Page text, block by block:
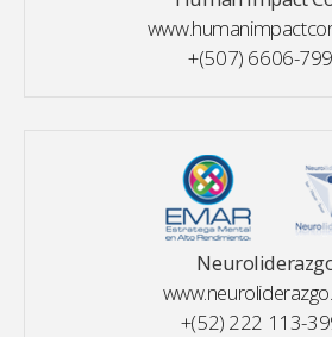
+(507) 6606-
+(52) 222 113-